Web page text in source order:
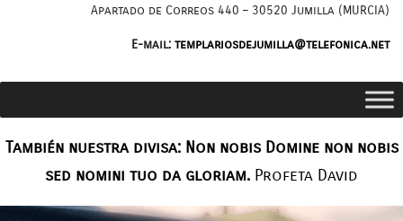
Apartado de Correos 440 – 30520 Jumilla (MURCIA)
E-mail: templariosdejumilla@telefonica.net
También nuestra divisa: Non nobis Domine non nobis
sed nomini tuo da gloriam. Profeta David